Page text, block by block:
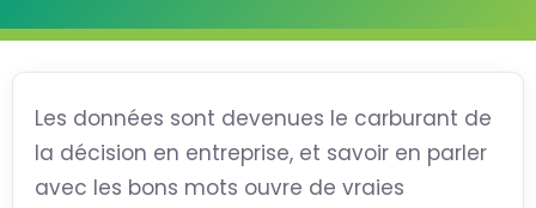
Les données sont devenues le carburant de
la décision en entreprise, et savoir en parler
avec les bons mots ouvre de vraies